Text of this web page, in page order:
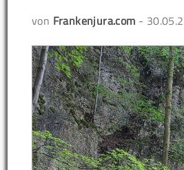
von Frankenjura.com -